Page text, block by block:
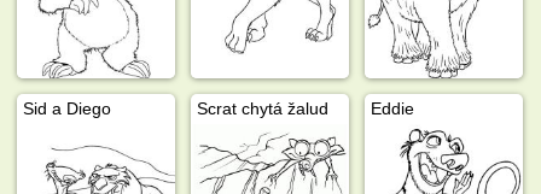
Sid a Diego Scrat chytá žalud Eddie